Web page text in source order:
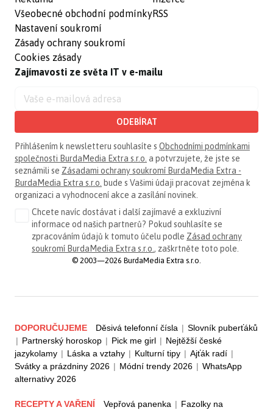
Všeobecné obchodní podmínky
Nastavení soukromí
Zásady ochrany soukromí
Cookies zásady
RSS
Zajímavosti ze světa IT v e-mailu
ODEBÍRAT
Přihlášením k newsletteru souhlasíte s Obchodními podmínkami
společnosti BurdaMedia Extra s.r.o. a potvrzujete, že jste se
seznámili se Zásadami ochrany soukromí BurdaMedia Extra -
BurdaMedia Extra s.r.o. bude s Vašimi údaji pracovat zejména k
organizaci a vyhodnocení akce a zasílání novinek.
Chcete navíc dostávat i další zajímavé a exkluzivní
informace od našich partnerů? Pokud souhlasíte se
zpracováním údajů k tomuto účelu podle Zásad ochrany
soukromí BurdaMedia Extra s.r.o., zaškrtněte toto pole.
© 2003—2026 BurdaMedia Extra s.r.o.
DOPORUČUJEME Děsivá telefonní čísla | Slovník puberťáků
| Partnerský horoskop | Pick me girl | Nejtěžší české
jazykolamy | Láska a vztahy | Kulturní tipy | Ajťák radí |
Svátky a prázdniny 2026 | Módní trendy 2026 | WhatsApp
alternativy 2026
RECEPTY A VAŘENÍ Vepřová panenka | Fazolky na